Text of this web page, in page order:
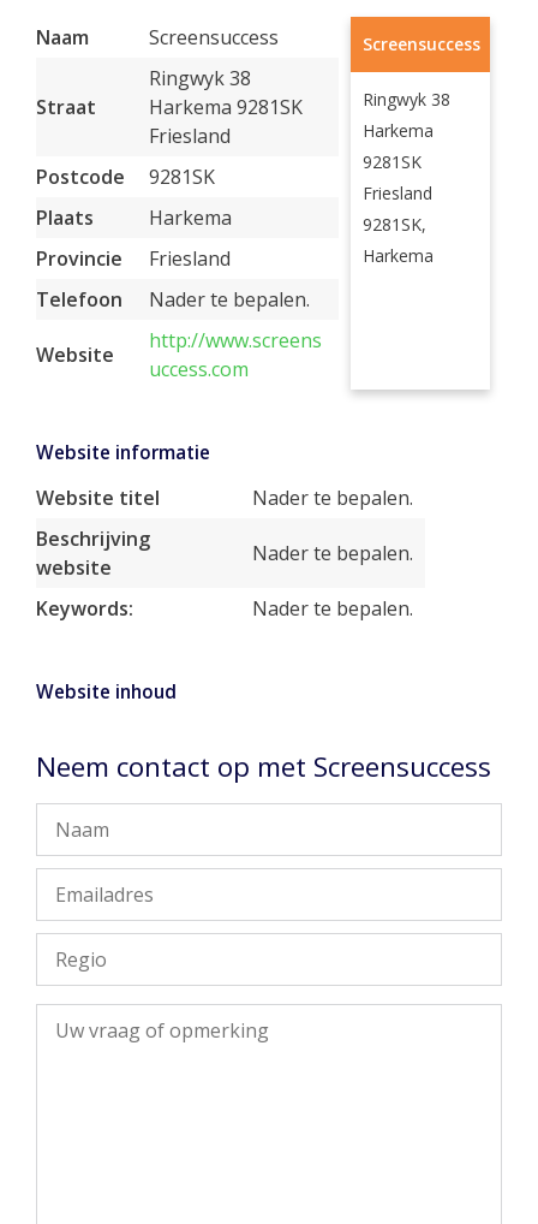
Naam Screensuccess
Straat
Ringwyk 38
Harkema 9281SK
Friesland
Postcode
9281SK
Plaats
Harkema
Provincie
Friesland
Telefoon
Nader te bepalen.
Website
http://www.screens
uccess.com
Screensuccess
Ringwyk 38
Harkema
9281SK
Friesland
9281SK,
Harkema
Website informatie
Website titel
Nader te bepalen.
Beschrijving
website
Nader te bepalen.
Keywords: Nader te bepalen.
Website inhoud
Neem contact op met Screensuccess